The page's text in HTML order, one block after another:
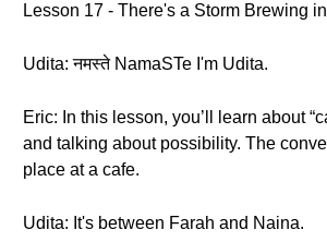
Lesson 17 - There's a Storm Brewing
Udita: नमस्ते NamaSTe I'm Udita.
Eric: In this lesson, you’ll learn about
and talking about possibility. The
place at a cafe.
Udita: It's between Farah and Naina.